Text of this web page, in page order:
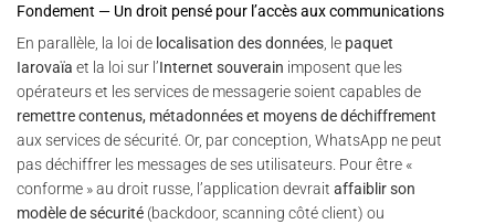
Fondement — Un droit pensé pour l’accès aux communications
En parallèle, la loi de localisation des données , le paquet
Iarovaïa et la loi sur l’Internet souverain imposent que les
opérateurs et les services de messagerie soient capables de
remettre contenus, métadonnées et moyens de déchiffrement
aux services de sécurité. Or, par conception, WhatsApp ne peut
pas déchiffrer les messages de ses utilisateurs. Pour être «
conforme » au droit russe, l’application devrait affaiblir son
modèle de sécurité (backdoor, scanning côté client) ou